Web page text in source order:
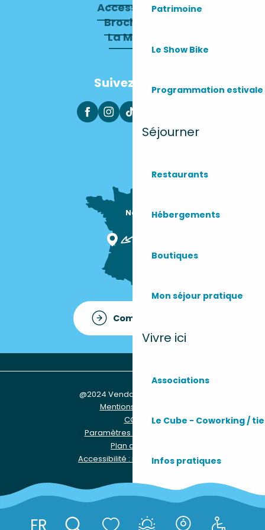
FR
Patrimoine
Le Show Bike
Programmation estivale
Séjourner
Restaurants
Hébergements
Boutiques
Mon séjour pratique
Vivre ici
Associations
Le Cube - Coworking /
Infos pratiques
Les services
Réserver
Accessibilité
Brochures
La Mairie
Suivez-nous
Nous sommes
Comment venir ?
@2024 Vendays-Montalivet
Mentions légales
CGU
Paramètres des Cookies
Plan du site
Accessibilité : non conforme